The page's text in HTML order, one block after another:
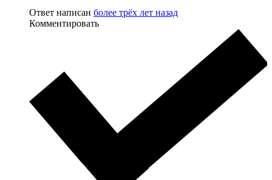
Ответ написан более трёх лет назад
Комментировать